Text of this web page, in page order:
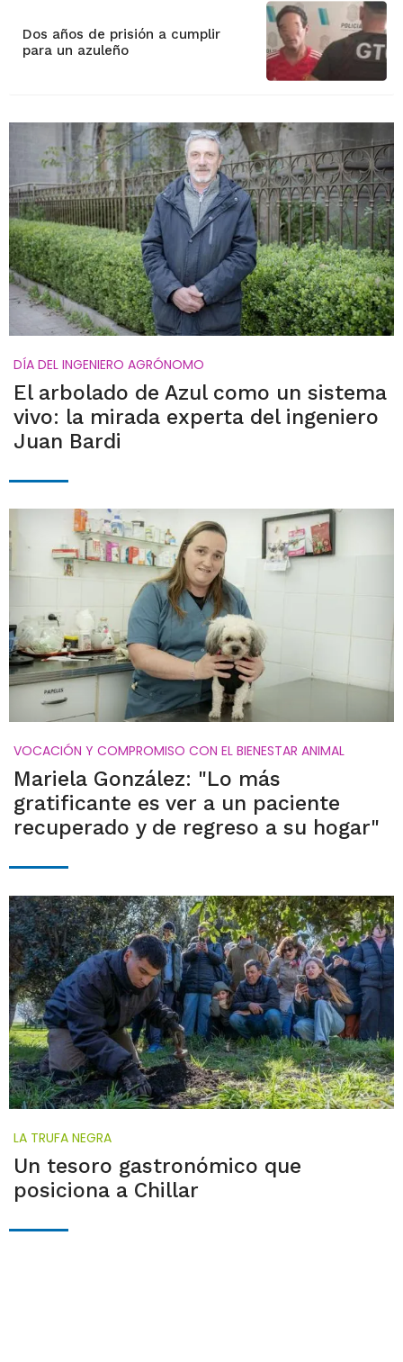
Dos años de prisión a cumplir
para un azuleño
DÍA DEL INGENIERO AGRÓNOMO
El arbolado de Azul como un sistema
vivo: la mirada experta del ingeniero
Juan Bardi
VOCACIÓN Y COMPROMISO CON EL BIENESTAR ANIMAL
Mariela González: "Lo más
gratificante es ver a un paciente
recuperado y de regreso a su hogar"
LA TRUFA NEGRA
Un tesoro gastronómico que
posiciona a Chillar